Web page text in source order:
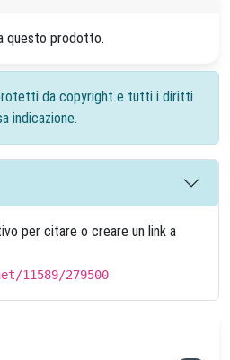
questo prodotto.
da copyright e tutti i diritti
indicazione.
per citare o creare un link a
11589/279500